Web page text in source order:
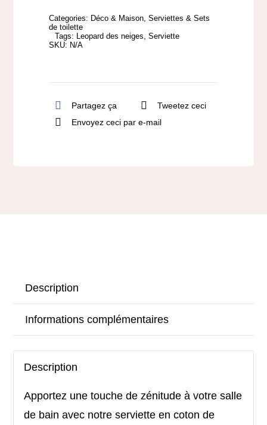
Léopard
Categories: Déco & Maison,Serviettes & Sets
de toilette
Tags: Leopard des neiges,Serviette
SKU: N/A
Partagez ça
Tweetez ceci
Envoyez ceci par e-mail
Description
Informations complémentaires
Description
Apportez une touche de zénitude à votre salle
de bain avec notre serviette en coton de